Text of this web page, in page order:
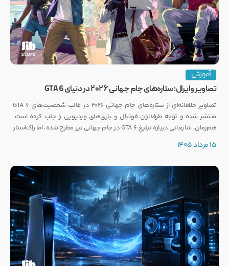
آموزش
تصاویر وایرال؛ ستاره‌های جام جهانی ۲۰۲۶ در دنیای GTA 6
تصاویر خلاقانه‌ای از ستاره‌های جام جهانی ۲۰۲۶ در قالب شخصیت‌های GTA 6
منتشر شده و توجه طرفداران فوتبال و بازی‌های ویدیویی را جلب کرده است.
هم‌زمان، شایعاتی درباره تبلیغ GTA 6 در جام جهانی نیز مطرح شده، اما راک‌استار
15 مرداد 1405